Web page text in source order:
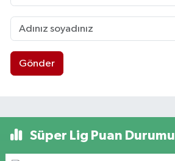
Gönder
Süper Lig Puan Durumu